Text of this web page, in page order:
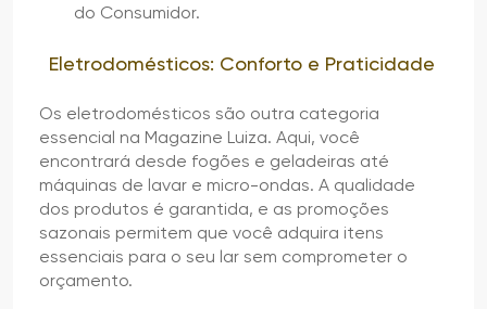
do Consumidor.
Eletrodomésticos: Conforto e Praticidade
Os eletrodomésticos são outra categoria
essencial na Magazine Luiza. Aqui, você
encontrará desde fogões e geladeiras até
máquinas de lavar e micro-ondas. A qualidade
dos produtos é garantida, e as promoções
sazonais permitem que você adquira itens
essenciais para o seu lar sem comprometer o
orçamento.